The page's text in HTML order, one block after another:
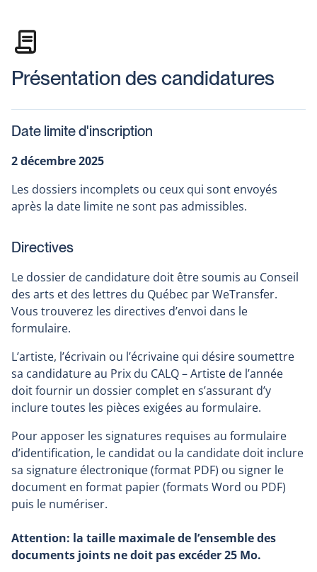
Présentation des candidatures
Date limite d'inscription
2 décembre 2025
Les dossiers incomplets ou ceux qui sont envoyés
après la date limite ne sont pas admissibles.
Directives
Le dossier de candidature doit être soumis au Conseil
des arts et des lettres du Québec par WeTransfer.
Vous trouverez les directives d’envoi dans le
formulaire.
L’artiste, l’écrivain ou l’écrivaine qui désire soumettre
sa candidature au Prix du CALQ – Artiste de l’année
doit fournir un dossier complet en s’assurant d’y
inclure toutes les pièces exigées au formulaire.
Pour apposer les signatures requises au formulaire
d’identification, le candidat ou la candidate doit inclure
sa signature électronique (format PDF) ou signer le
document en format papier (formats Word ou PDF)
puis le numériser.
Attention: la taille maximale de l’ensemble des
documents joints ne doit pas excéder 25 Mo.